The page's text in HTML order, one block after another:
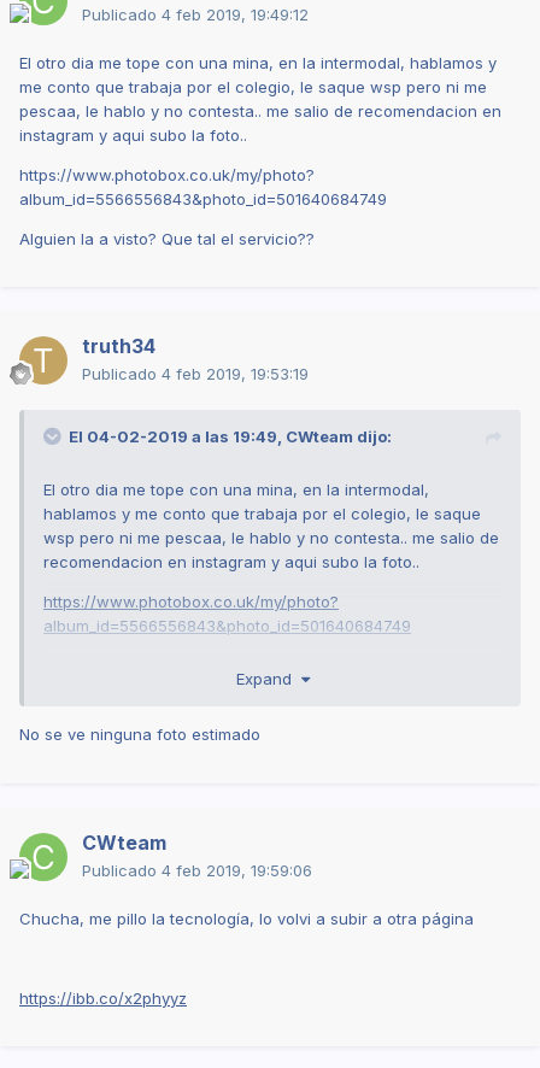
Publicado 4 feb 2019, 19:49:12
El otro dia me tope con una mina, en la intermodal, hablamos y
me conto que trabaja por el colegio, le saque wsp pero ni me
pescaa, le hablo y no contesta.. me salio de recomendacion en
instagram y aqui subo la foto..
https://www.photobox.co.uk/my/photo?
album_id=5566556843&photo_id=501640684749
Alguien la a visto? Que tal el servicio??
truth34
Publicado 4 feb 2019, 19:53:19
El 04-02-2019 a las 19:49, CWteam dijo:
El otro dia me tope con una mina, en la intermodal,
hablamos y me conto que trabaja por el colegio, le saque
wsp pero ni me pescaa, le hablo y no contesta.. me salio de
recomendacion en instagram y aqui subo la foto..
https://www.photobox.co.uk/my/photo?
album_id=5566556843&photo_id=501640684749
Expand
No se ve ninguna foto estimado
CWteam
Publicado 4 feb 2019, 19:59:06
Chucha, me pillo la tecnología, lo volvi a subir a otra página
https://ibb.co/x2phyyz